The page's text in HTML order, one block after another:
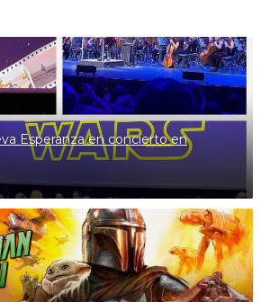
Esperanza en concierto en